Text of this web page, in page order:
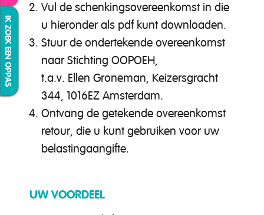
IK ZOEK EEN OPPAS
Vul de schenkingsovereenkomst in die
u hieronder als pdf kunt downloaden.
Stuur de ondertekende overeenkomst
naar Stichting OOPOEH,
t.a.v. Ellen Groneman, Keizersgracht
344, 1016EZ Amsterdam.
Ontvang de getekende overeenkomst
retour, die u kunt gebruiken voor uw
belastingaangifte.
UW VOORDEEL